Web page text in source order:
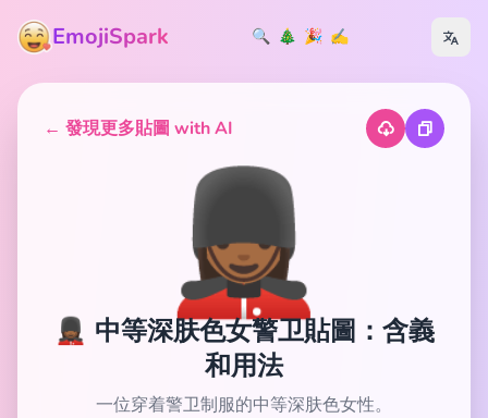
EmojiSpark 🔍 🎄 🎉 ✍️
← 發現更多貼圖 with AI
💂🏾‍♀️
💂🏾‍♀️ 中等深肤色女警卫貼圖：含義
和用法
一位穿着警卫制服的中等深肤色女性。